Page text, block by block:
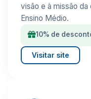
visão e à missão
Ensino Médio.
10% de
Visitar site